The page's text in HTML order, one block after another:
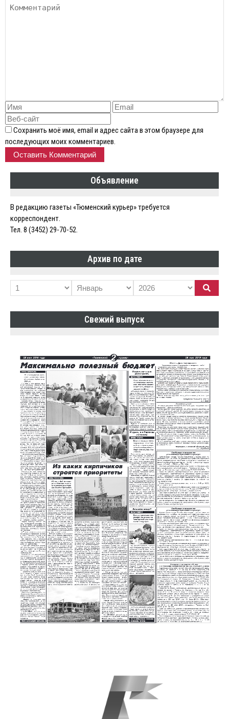
Сохранить моё имя, email и адрес сайта в этом браузере для
последующих моих комментариев.
Объявление
В редакцию газеты «Тюменский курьер» требуется
корреспондент.
Тел. 8 (3452) 29-70-52.
Архив по дате
Свежий выпуск